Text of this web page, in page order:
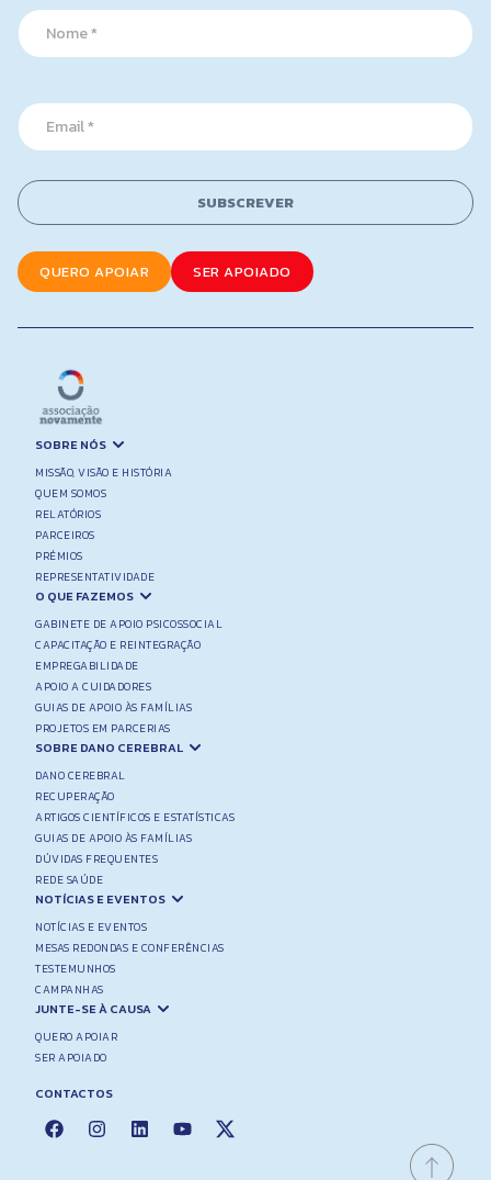
N
a
m
m
a
E
m
i
l
m
E
m
a
l
*
SUBSCREVER
QUERO APOIAR SER APOIADO
SOBRE NÓS
MISSÃO, VISÃO E HISTÓRIA
QUEM SOMOS
RELATÓRIOS
PARCEIROS
PRÉMIOS
REPRESENTATIVIDADE
O QUE FAZEMOS
GABINETE DE APOIO PSICOSSOCIAL
CAPACITAÇÃO E REINTEGRAÇÃO
EMPREGABILIDADE
APOIO A CUIDADORES
GUIAS DE APOIO ÀS FAMÍLIAS
PROJETOS EM PARCERIAS
SOBRE DANO CEREBRAL
DANO CEREBRAL
RECUPERAÇÃO
ARTIGOS CIENTÍFICOS E ESTATÍSTICAS
GUIAS DE APOIO ÀS FAMÍLIAS
DÚVIDAS FREQUENTES
REDE SAÚDE
NOTÍCIAS E EVENTOS
NOTÍCIAS E EVENTOS
MESAS REDONDAS E CONFERÊNCIAS
TESTEMUNHOS
CAMPANHAS
JUNTE-SE À CAUSA
QUERO APOIAR
SER APOIADO
CONTACTOS